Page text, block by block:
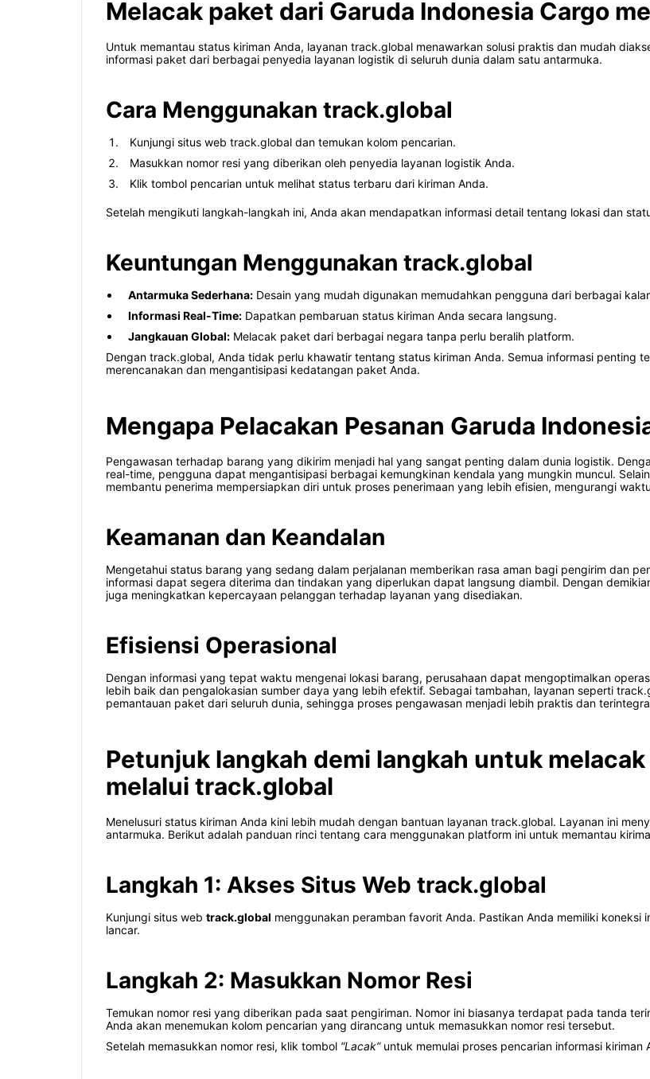
Melacak paket dari Garuda Indonesia Cargo
Untuk memantau status kiriman Anda, layanan track.global menawarkan solusi praktis dan mudah
informasi paket dari berbagai penyedia layanan logistik di seluruh dunia dalam satu antarmuka.
Cara Menggunakan track.global
Kunjungi situs web track.global dan temukan kolom pencarian.
Masukkan nomor resi yang diberikan oleh penyedia layanan logistik Anda.
Klik tombol pencarian untuk melihat status terbaru dari kiriman Anda.
Setelah mengikuti langkah-langkah ini, Anda akan mendapatkan informasi detail tentang lokasi dan
Keuntungan Menggunakan track.global
Antarmuka Sederhana: Desain yang mudah digunakan memudahkan pengguna dari berbagai
Informasi Real-Time: Dapatkan pembaruan status kiriman Anda secara langsung.
Jangkauan Global: Melacak paket dari berbagai negara tanpa perlu beralih platform.
Dengan track.global, Anda tidak perlu khawatir tentang status kiriman Anda. Semua informasi penting
merencanakan dan mengantisipasi kedatangan paket Anda.
Mengapa Pelacakan Pesanan Garuda
Pengawasan terhadap barang yang dikirim menjadi hal yang sangat penting dalam dunia logistik.
real-time, pengguna dapat mengantisipasi berbagai kemungkinan kendala yang mungkin muncul.
membantu penerima mempersiapkan diri untuk proses penerimaan yang lebih efisien, mengurangi
Keamanan dan Keandalan
Mengetahui status barang yang sedang dalam perjalanan memberikan rasa aman bagi pengirim dan
informasi dapat segera diterima dan tindakan yang diperlukan dapat langsung diambil. Dengan
juga meningkatkan kepercayaan pelanggan terhadap layanan yang disediakan.
Efisiensi Operasional
Dengan informasi yang tepat waktu mengenai lokasi barang, perusahaan dapat mengoptimalkan
lebih baik dan pengalokasian sumber daya yang lebih efektif. Sebagai tambahan, layanan seperti
pemantauan paket dari seluruh dunia, sehingga proses pengawasan menjadi lebih praktis dan
Petunjuk langkah demi langkah untuk
melalui track.global
Menelusuri status kiriman Anda kini lebih mudah dengan bantuan layanan track.global. Layanan ini
antarmuka. Berikut adalah panduan rinci tentang cara menggunakan platform ini untuk memantau
Langkah 1: Akses Situs Web track.global
Kunjungi situs web track.global menggunakan peramban favorit Anda. Pastikan Anda memiliki
lancar.
Langkah 2: Masukkan Nomor Resi
Temukan nomor resi yang diberikan pada saat pengiriman. Nomor ini biasanya terdapat pada tanda
Anda akan menemukan kolom pencarian yang dirancang untuk memasukkan nomor resi tersebut.
Setelah memasukkan nomor resi, klik tombol “Lacak”untuk memulai proses pencarian informasi kiriman